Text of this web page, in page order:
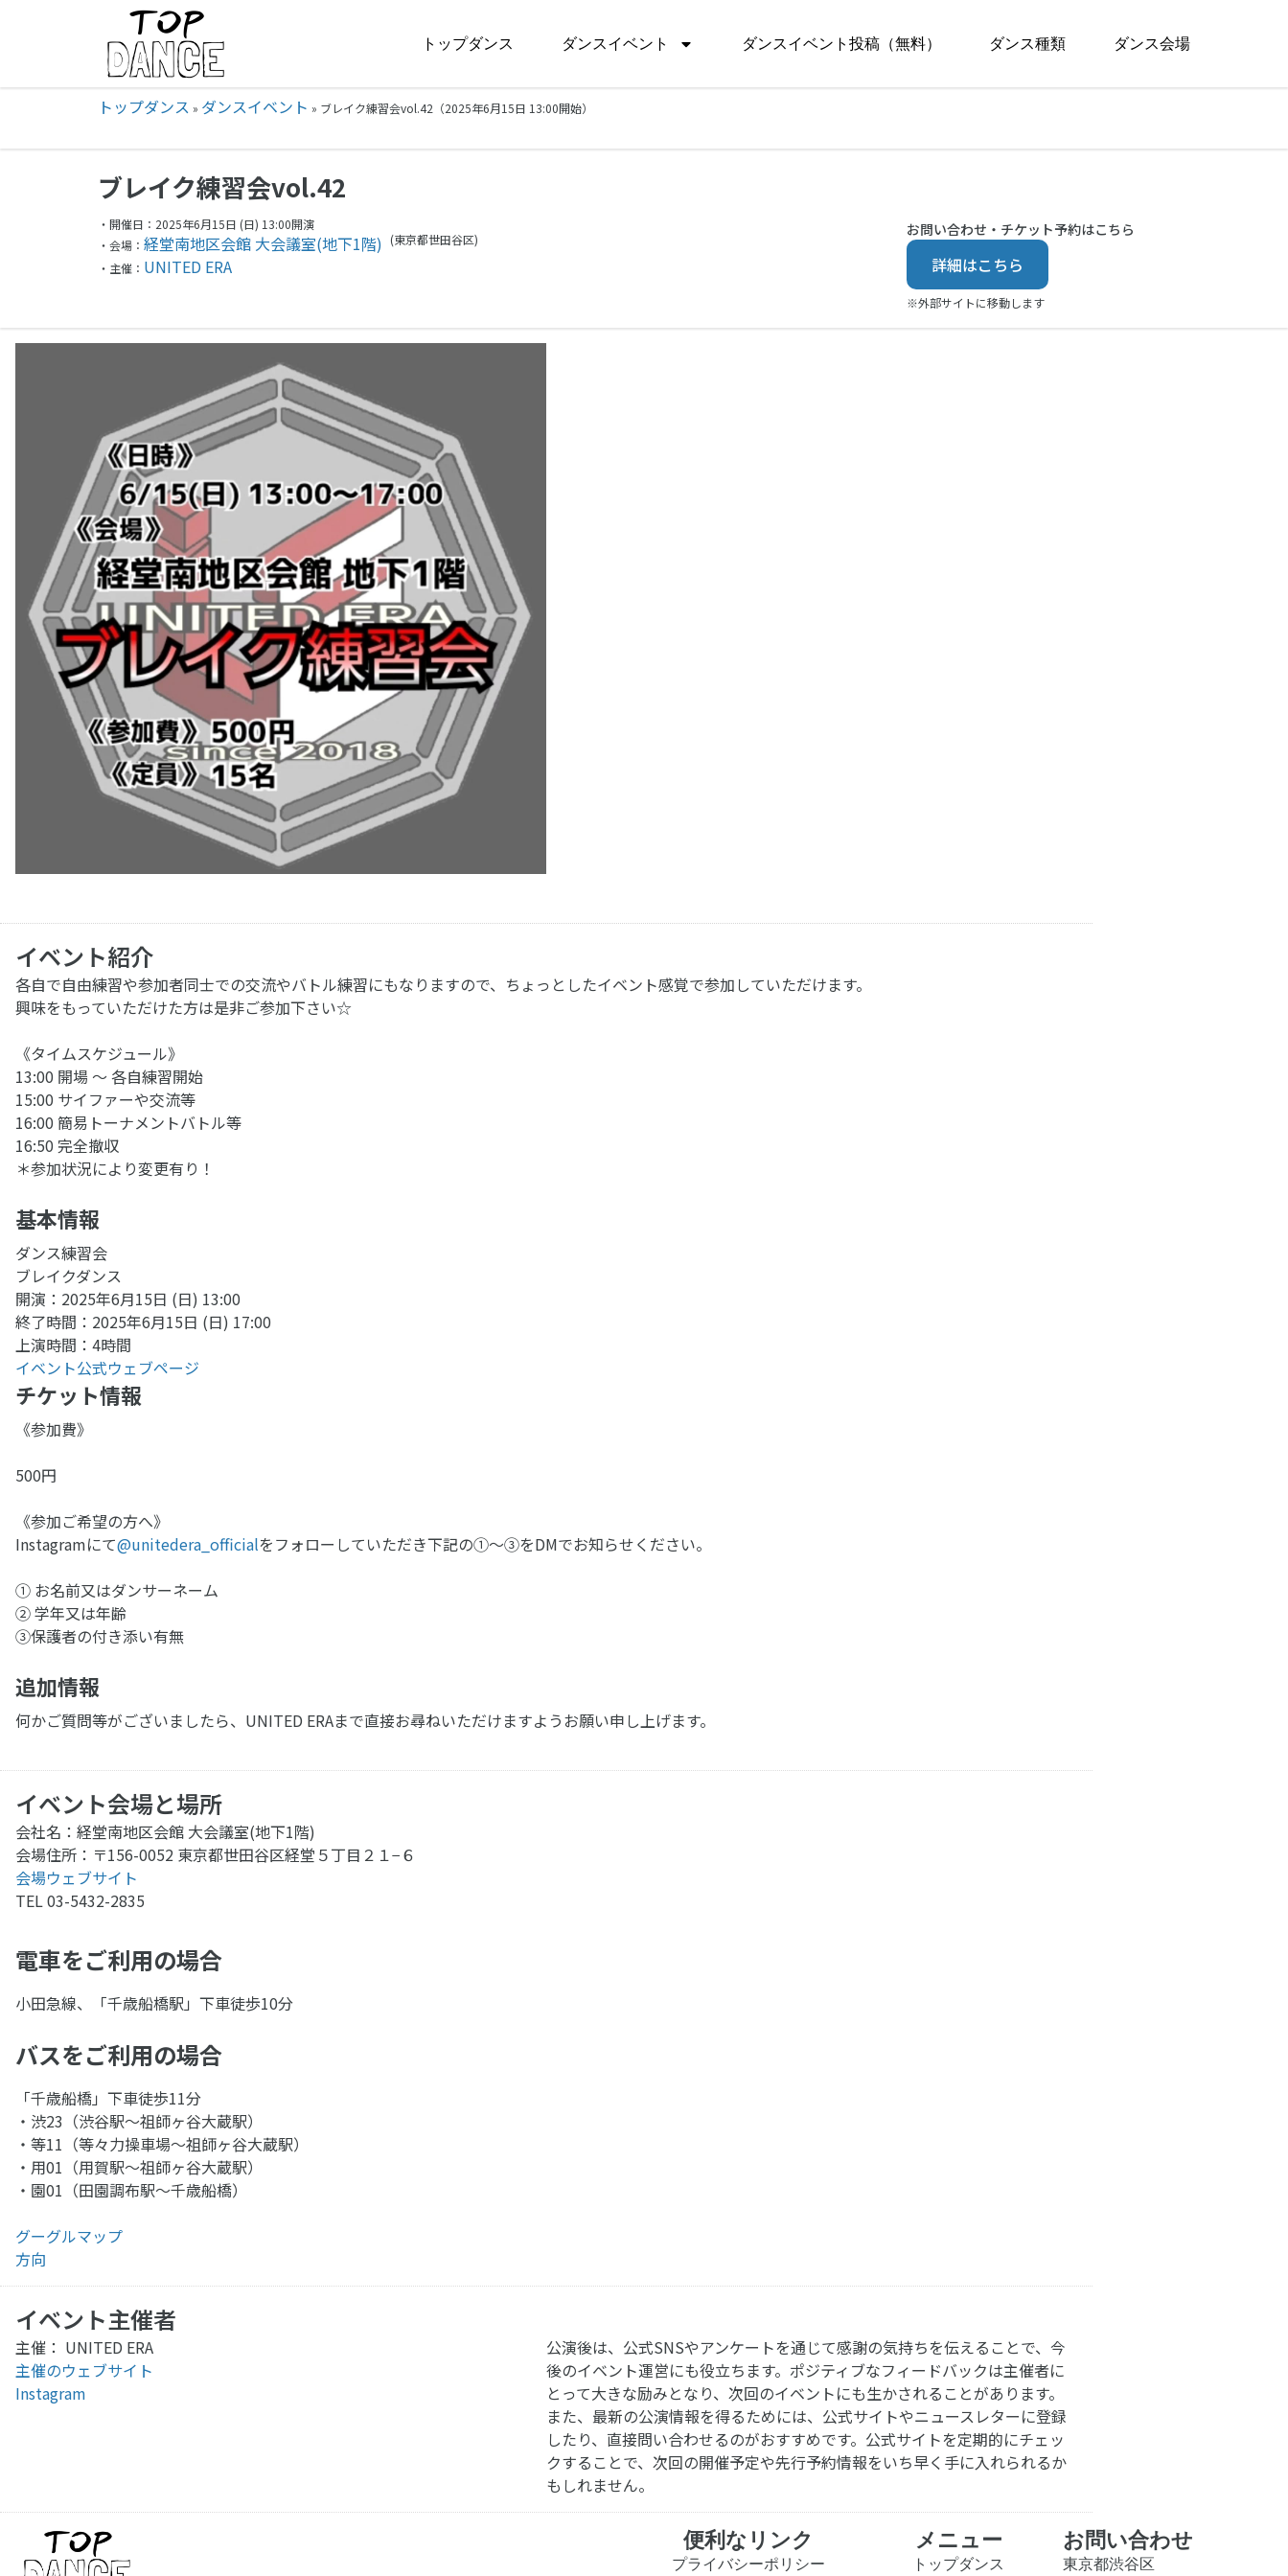
トップダンス ダンスイベント ダンスイベント投稿（無料） ダンス種類 ダンス会場
トップダンス » ダンスイベント » ブレイク練習会vol.42（2025年6月15日 13:00開始）
ブレイク練習会vol.42
・開催日：2025年6月15日 (日) 13:00開演
・会場： 経堂南地区会館 大会議室(地下1階) (東京都世田谷区)
・主催： UNITED ERA
お問い合わせ・チケット予約はこちら
詳細はこちら
※外部サイトに移動します
イベント紹介
各自で自由練習や参加者同士での交流やバトル練習にもなりますので、ちょっとしたイベント感覚で参加していただけます。
興味をもっていただけた方は是非ご参加下さい☆
《タイムスケジュール》
13:00 開場 ～ 各自練習開始
15:00 サイファーや交流等
16:00 簡易トーナメントバトル等
16:50 完全撤収
＊参加状況により変更有り！
基本情報
ダンス練習会
ブレイクダンス
開演：2025年6月15日 (日) 13:00
終了時間：2025年6月15日 (日) 17:00
上演時間：4時間
イベント公式ウェブページ
チケット情報
《参加費》
500円
《参加ご希望の方へ》
Instagramにて@unitedera_officialをフォローしていただき下記の①〜③をDMでお知らせください。
① お名前又はダンサーネーム
② 学年又は年齢
③保護者の付き添い有無
追加情報
何かご質問等がございましたら、UNITED ERAまで直接お尋ねいただけますようお願い申し上げます。
イベント会場と場所
会社名：経堂南地区会館 大会議室(地下1階)
会場住所：〒156-0052 東京都世田谷区経堂５丁目２１−６
会場ウェブサイト
TEL 03-5432-2835
電車をご利用の場合
小田急線、「千歳船橋駅」下車徒歩10分
バスをご利用の場合
「千歳船橋」下車徒歩11分
・渋23（渋谷駅～祖師ヶ谷大蔵駅）
・等11（等々力操車場～祖師ヶ谷大蔵駅）
・用01（用賀駅～祖師ヶ谷大蔵駅）
・園01（田園調布駅～千歳船橋）
グーグルマップ
方向
イベント主催者
主催： UNITED ERA
主催のウェブサイト
Instagram
公演後は、公式SNSやアンケートを通じて感謝の気持ちを伝えることで、今
後のイベント運営にも役立ちます。ポジティブなフィードバックは主催者に
とって大きな励みとなり、次回のイベントにも生かされることがあります。
また、最新の公演情報を得るためには、公式サイトやニュースレターに登録
したり、直接問い合わせるのがおすすめです。公式サイトを定期的にチェッ
クすることで、次回の開催予定や先行予約情報をいち早く手に入れられるか
もしれません。
便利なリンク
プライバシーポリシー
メニュー
トップダンス
お問い合わせ
東京都渋谷区